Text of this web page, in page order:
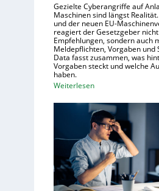
m
e
n
s
c
h
a
f
f
ü
r
R
o
o
t
Gezielte Cyberangriffe auf
Maschinen sind längst Realität.
und der neuen EU-
reagiert der Gesetzgeber
Empfehlungen, sondern auch
Meldepflichten, Vorgaben und
Data fasst zusammen, was
Vorgaben steckt und welche
haben.
Weiterlesen:
i
n
k
u
r
z
e